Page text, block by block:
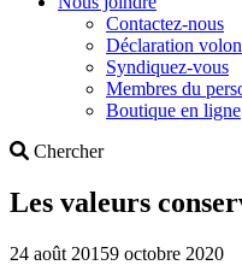
Contactez-nous
Déclaration
Syndiquez-vous
Membres du
Boutique en ligne
ChercherSearch
Les valeurs
24 août 20159 octobre 2020